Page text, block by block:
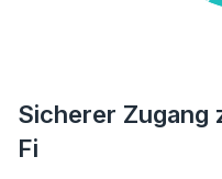
Sicherer Zugang
Fi